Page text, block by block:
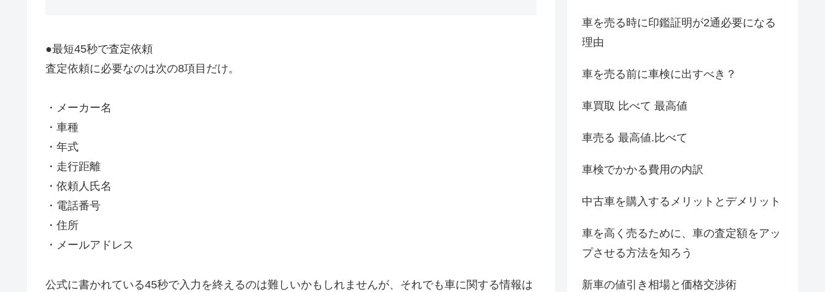
●最短45秒で査定依頼
査定依頼に必要なのは次の8項目だけ。
・メーカー名
・車種
・年式
・走行距離
・依頼人氏名
・電話番号
・住所
・メールアドレス
公式に書かれている45秒で入力を終えるのは難しいかもしれませんが、それでも車に関する情報は
車を売る時に印鑑証明が2通必要になる
理由
車を売る前に車検に出すべき？
車買取 比べて 最高値
車売る 最高値.比べて
車検でかかる費用の内訳
中古車を購入するメリットとデメリット
車を高く売るために、車の査定額をアッ
プさせる方法を知ろう
新車の値引き相場と価格交渉術